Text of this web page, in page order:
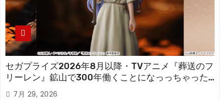
セガプライズ2026年8月以降・TVアニメ『葬送のフ
リーレン』鉱山で300年働くことになっっちゃった
「フリーレン」を立体化！
7月 29, 2026